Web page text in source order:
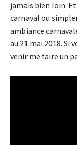
jamais bien loin.
carnaval ou
ambiance
au 21 mai 2018. Si
venir me faire un